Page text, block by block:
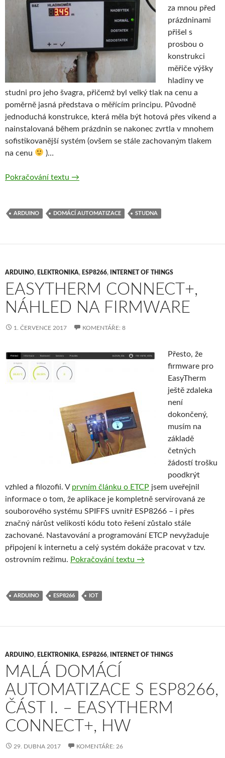
za mnou před
prázdninami
přišel s
prosbou o
konstrukci
měřiče výšky
hladiny ve
studni pro jeho švagra, přičemž byl velký tlak na cenu a
poměrně jasná představa o měřícím principu. Původně
jednoduchá konstrukce, která měla být hotová přes víkend a
nainstalovaná během prázdnin se nakonec zvrtla v mnohem
sofistikovanější systém (ovšem se stále zachovaným tlakem
na cenu
)…
Pokračování textu Měření výšky hladiny ve studni – „ghetto
→
ARDUINO DOMÁCÍ AUTOMATIZACE STUDNA
ARDUINO, ELEKTRONIKA, ESP8266, INTERNET OF THINGS
EASYTHERM CONNECT+,
NÁHLED NA FIRMWARE
1. ČERVENCE 2017 KOMENTÁŘE: 8
Přesto, že
firmware pro
EasyTherm
ještě zdaleka
není
dokončený,
musím na
základě
četných
žádostí trošku
poodkrýt
vzhled a filozofii. V prvním článku o ETCP jsem uveřejnil
informace o tom, že aplikace je kompletně servírovaná ze
souborového systému SPIFFS uvnitř ESP8266 – i přes
značný nárůst velikosti kódu toto řešení zůstalo stále
zachované. Nastavování a programování ETCP nevyžaduje
připojení k internetu a celý systém dokáže pracovat v tzv.
ostrovním režimu. Pokračování textu EasyTherm Connect+,
→
ARDUINO ESP8266 IOT
ARDUINO, ELEKTRONIKA, ESP8266, INTERNET OF THINGS
MALÁ DOMÁCÍ
AUTOMATIZACE S ESP8266,
ČÁST I. – EASYTHERM
CONNECT+, HW
29. DUBNA 2017 KOMENTÁŘE: 26